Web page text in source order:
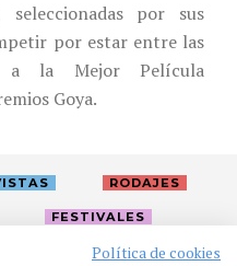
seleccionadas por sus
por estar entre las
a la Mejor Película
Goya.
RODAJES
FESTIVALES
Política de cookies